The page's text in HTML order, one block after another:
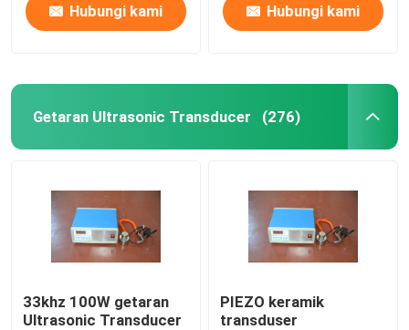
Hubungi kami Hubungi kami
Getaran Ultrasonic Transducer (276)
33khz 100W getaran
Ultrasonic Transducer
PIEZO keramik
transduser